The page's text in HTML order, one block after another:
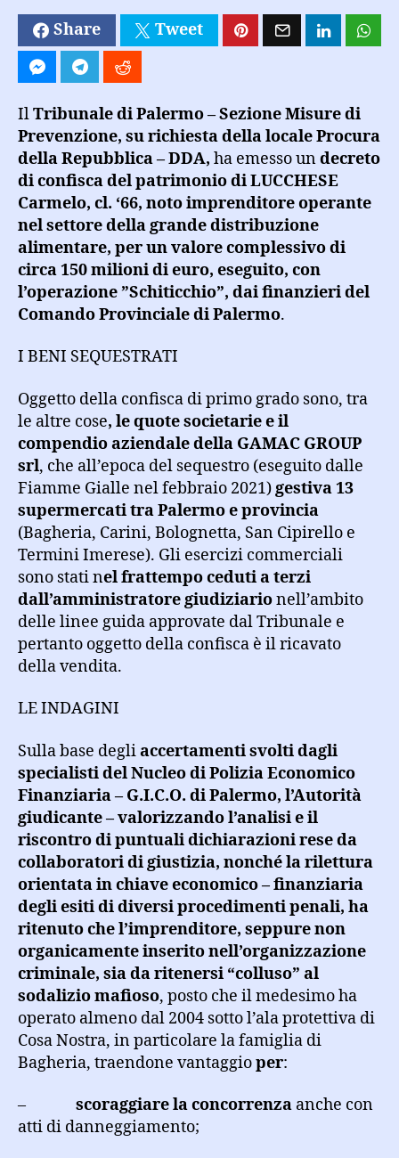
Share Tweet
IlTribunale di Palermo – Sezione Misure di
Prevenzione, su richiesta della locale Procura
della Repubblica – DDA, ha emesso undecreto
di confisca del patrimonio di LUCCHESE
Carmelo, cl. ‘66, noto imprenditore operante
nel settore della grande distribuzione
alimentare, per un valore complessivo di
circa 150 milioni di euro, eseguito, con
l’operazione ”Schiticchio”, dai finanzieri del
Comando Provinciale di Palermo.
I BENI SEQUESTRATI
Oggetto della confisca di primo grado sono, tra
le altre cose, le quote societarie e il
compendio aziendale della GAMAC GROUP
srl, che all’epoca del sequestro (eseguito dalle
Fiamme Gialle nel febbraio 2021)gestiva 13
supermercati tra Palermo e provincia
(Bagheria, Carini, Bolognetta, San Cipirello e
Termini Imerese). Gli esercizi commerciali
sono stati nel frattempo ceduti a terzi
dall’amministratore giudiziarionell’ambito
delle linee guida approvate dal Tribunale e
pertanto oggetto della confisca è il ricavato
della vendita.
LE INDAGINI
Sulla base degliaccertamenti svolti dagli
specialisti del Nucleo di Polizia Economico
Finanziaria – G.I.C.O. di Palermo, l’Autorità
giudicante – valorizzando l’analisi e il
riscontro di puntuali dichiarazioni rese da
collaboratori di giustizia, nonché la rilettura
orientata in chiave economico – finanziaria
degli esiti di diversi procedimenti penali, ha
ritenuto che l’imprenditore, seppure non
organicamente inserito nell’organizzazione
criminale, sia da ritenersi “colluso” al
sodalizio mafioso, posto che il medesimo ha
operato almeno dal 2004 sotto l’ala protettiva di
Cosa Nostra, in particolare la famiglia di
Bagheria, traendone vantaggioper:
– scoraggiare la concorrenza anche con
atti di danneggiamento;